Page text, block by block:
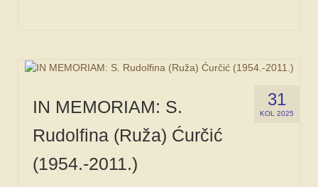
31
KOL 2025
IN MEMORIAM: S.
Rudolfina (Ruža) Ćurčić
(1954.-2011.)